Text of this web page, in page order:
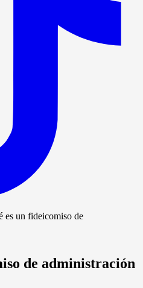
es un fideicomiso de
de administración